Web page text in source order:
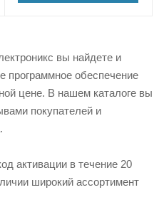
вы найдете и
программное обеспечение
цене. В нашем каталоге вы
покупателей и
активации в течение 20
широкий ассортимент